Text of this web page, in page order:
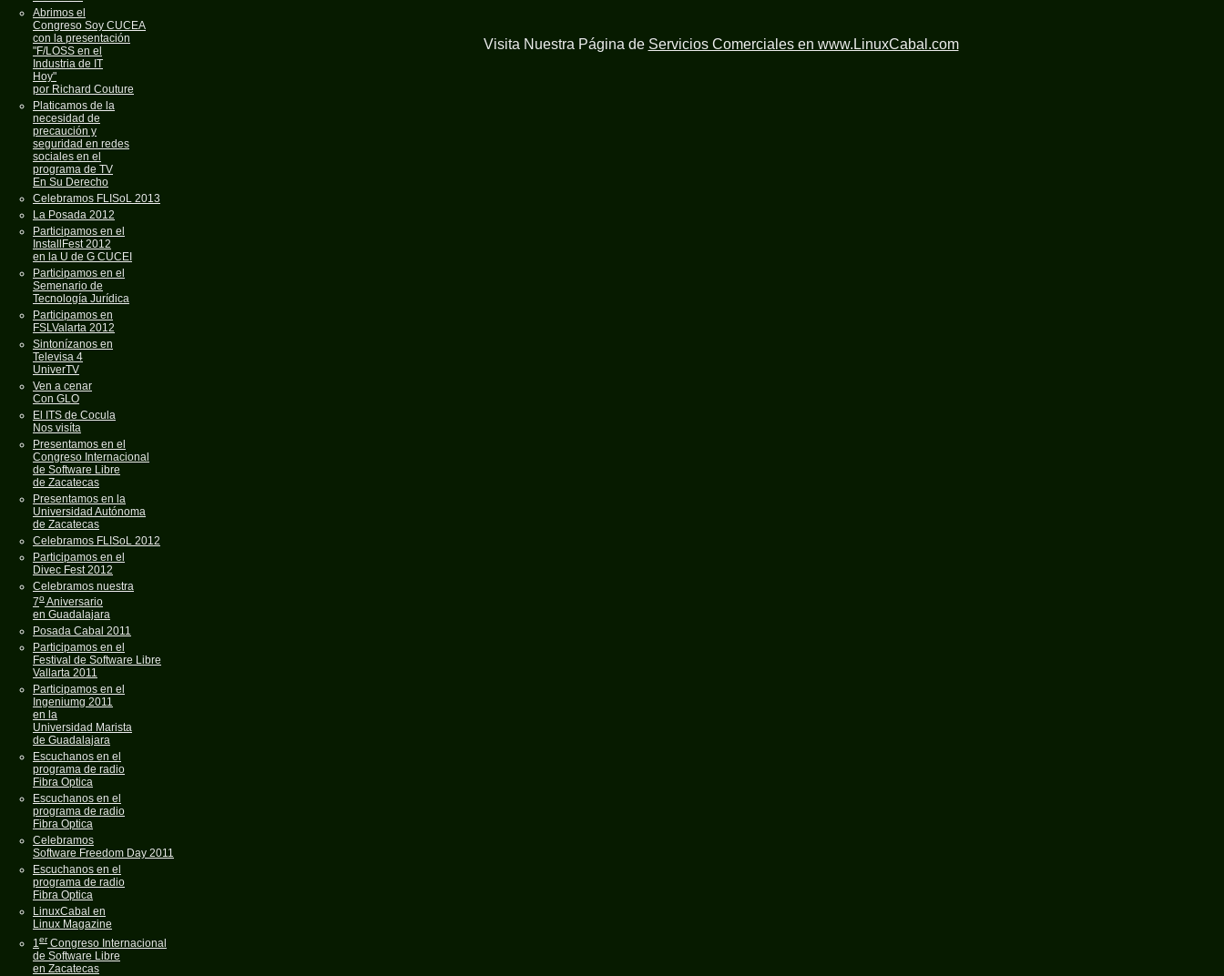
Abrimos el
Congreso Soy CUCEA
con la presentación
"F/LOSS en el
Industria de IT
Hoy"
por Richard Couture
Platicamos de la
necesidad de
precaución y
seguridad en redes
sociales en el
programa de TV
En Su Derecho
Celebramos FLISoL 2013
La Posada 2012
Participamos en el
InstallFest 2012
en la U de G CUCEI
Participamos en el
Semenario de
Tecnología Jurídica
Participamos en
FSLValarta 2012
Sintonízanos en
Televisa 4
UniverTV
Ven a cenar
Con GLO
El ITS de Cocula
Nos visíta
Presentamos en el
Congreso Internacional
de Software Libre
de Zacatecas
Presentamos en la
Universidad Autónoma
de Zacatecas
Celebramos FLISoL 2012
Participamos en el
Divec Fest 2012
Celebramos nuestra
7oAniversario
en Guadalajara
Posada Cabal 2011
Participamos en el
Festival de Software Libre
Vallarta 2011
Participamos en el
Ingeniumg 2011
en la
Universidad Marista
de Guadalajara
Escuchanos en el
programa de radio
Fibra Optica
Escuchanos en el
programa de radio
Fibra Optica
Celebramos
Software Freedom Day 2011
Escuchanos en el
programa de radio
Fibra Optica
LinuxCabal en
Linux Magazine
1er Congreso Internacional
de Software Libre
en Zacatecas
Visita Nuestra Página de Servicios Comerciales en www.LinuxCabal.com